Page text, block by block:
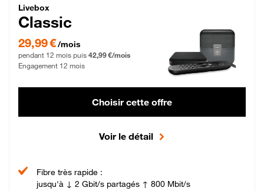
Livebox Classic Fibre
Livebox
Classic
29,99 € par mois pendant 12 mois puis 42,99 € par mois, Engagement 12 mois
29,99 €/mois
pendant 12 mois puis 42,99 €/mois
Engagement 12 mois
Choisir cette offre
Voir le détail
Fibre très rapide :
jusqu'à ↓ 2 Gbit/s partagés ↑ 800 Mbit/s